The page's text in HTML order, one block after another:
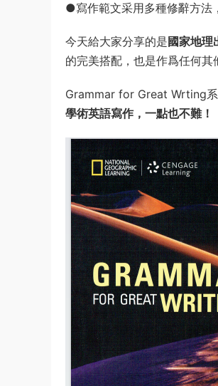
●寫作範文采用多種修辭方法
今天給大家分享的是 國家地
的完美搭配，也是作爲任何其
Grammar for Great Wrting系
學術英語寫作，一點也不難！